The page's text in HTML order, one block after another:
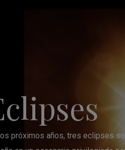
próximos años, tres eclipses